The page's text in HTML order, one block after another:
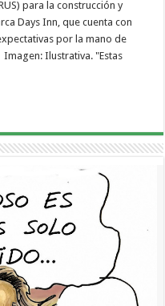
para la construcción y
Days Inn, que cuenta con
por la mano de
Ilustrativa. "Estas